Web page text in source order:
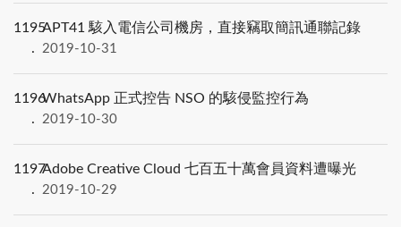
1195APT41 駭入電信公司機房，直接竊取簡訊通聯記錄
2019-10-31
1196WhatsApp 正式控告 NSO 的駭侵監控行為
2019-10-30
1197Adobe Creative Cloud 七百五十萬會員資料遭曝光
2019-10-29